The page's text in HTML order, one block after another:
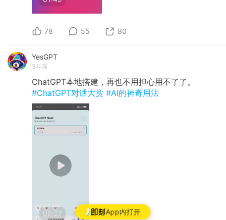
App内打开
78 55 80
YesGPT
3年前
ChatGPT本地搭建，再也不用担心用不了了。
#ChatGPT对话大赏 #AI的神奇用法
00:27